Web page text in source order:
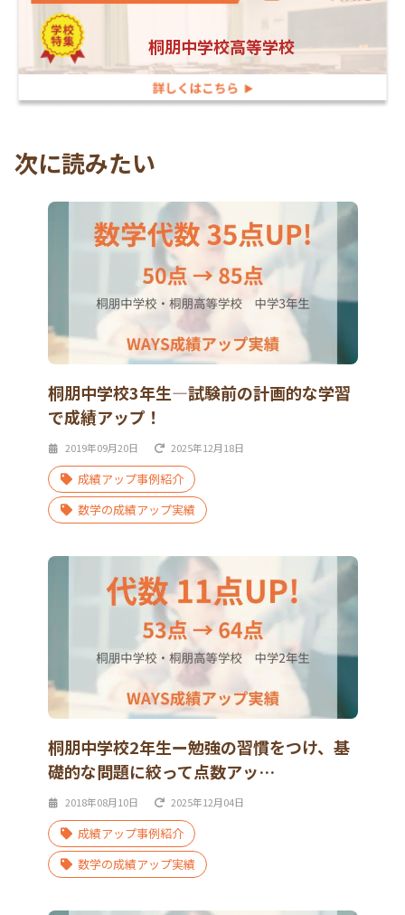
桐朋中学校高等学校
次に読みたい
桐朋中学校3年生―試験前の計画的な学習
で成績アップ！
2019年09月20日 2025年12月18日
成績アップ事例紹介
数学の成績アップ実績
桐朋中学校2年生ー勉強の習慣をつけ、基
礎的な問題に絞って点数アッ…
2018年08月10日 2025年12月04日
成績アップ事例紹介
数学の成績アップ実績